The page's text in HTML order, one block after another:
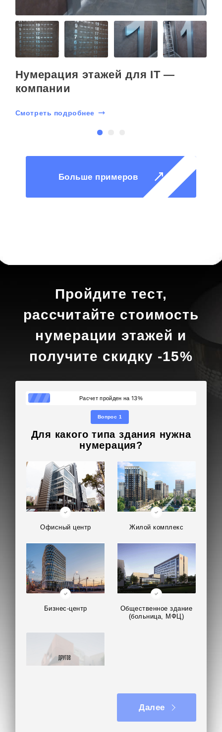
Нумерация этажей для IT —
компании
Смотреть подробнее
Больше примеров
Пройдите тест,
рассчитайте стоимость
нумерации этажей и
получите скидку -15%
Расчет пройден на 13%
Вопрос 1
Для какого типа здания нужна
нумерация?
Офисный центр Жилой комплекс
Бизнес-центр
Общественное здание
(больница, МФЦ)
Далее